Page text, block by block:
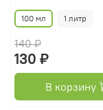
100 мл 1 литр
140 ₽
130 ₽
В корзину